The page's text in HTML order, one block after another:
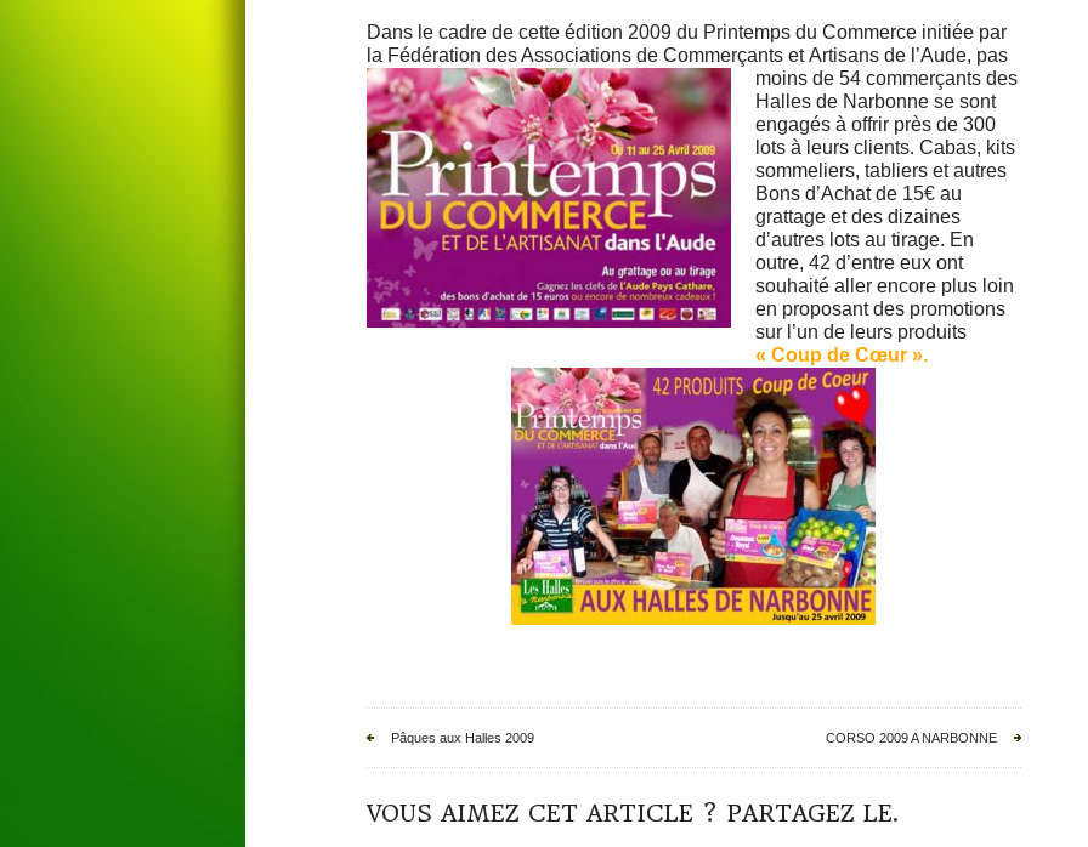
Dans le cadre de cette édition 2009 du Printemps du Commerce initiée par
la Fédération des Associations de Commerçants etArtisans de l’Aude, pas
moins de 54 commerçants des
Halles de Narbonne se sont
engagés à offrir près de 300
lots à leurs clients. Cabas, kits
sommeliers, tabliers et autres
Bons d’Achat de 15€ au
grattage et des dizaines
d’autres lots au tirage. En
outre, 42 d’entre eux ont
souhaité aller encore plus loin
en proposant des promotions
sur l’un de leurs produits
« Coup de Cœur ».
CORSO 2009 A NARBONNE
Pâques aux Halles 2009
VOUS AIMEZ CET ARTICLE ? PARTAGEZ LE.